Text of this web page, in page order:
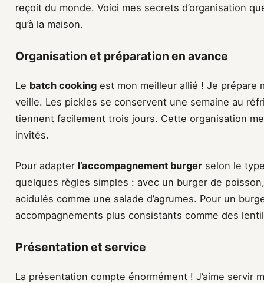
reçoit du monde. Voici mes secrets d’organisation
qu’à la maison.
Organisation et préparation en avance
Le batch cooking est mon meilleur allié ! Je prépare
veille. Les pickles se conservent une semaine au
tiennent facilement trois jours. Cette organisation
invités.
Pour adapter l’accompagnement burger selon le
quelques règles simples : avec un burger de
acidulés comme une salade d’agrumes. Pour un
accompagnements plus consistants comme des
Présentation et service
La présentation compte énormément ! J’aime servir